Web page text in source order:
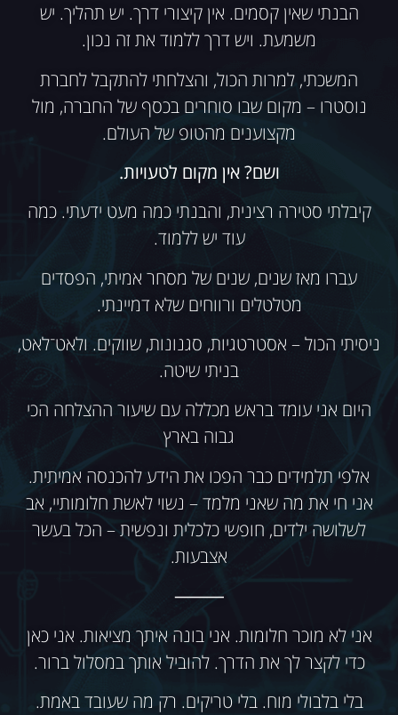
הבנתי שאין קסמים. אין קיצורי דרך. יש תהליך. יש
משמעת. ויש דרך ללמוד את זה נכון.
המשכתי, למרות הכול, והצלחתי להתקבל לחברת
נוסטרו – מקום שבו סוחרים בכסף של החברה, מול
מקצוענים מהטופ של העולם.
ושם? אין מקום לטעויות.
קיבלתי סטירה רצינית, והבנתי כמה מעט ידעתי. כמה
עוד יש ללמוד.
עברו מאז שנים, שנים של מסחר אמיתי, הפסדים
מטלטלים ורווחים שלא דמיינתי.
ניסיתי הכול – אסטרטגיות, סגנונות, שווקים. ולאט־לאט,
בניתי שיטה.
היום אני עומד בראש מכללה עם שיעור ההצלחה הכי
גבוה בארץ
אלפי תלמידים כבר הפכו את הידע להכנסה אמיתית.
אני חי את מה שאני מלמד – נשוי לאשת חלומותיי, אב
לשלושה ילדים, חופשי כלכלית ונפשית – הכל בעשר
אצבעות.
⸻
אני לא מוכר חלומות. אני בונה איתך מציאות. אני כאן
כדי לקצר לך את הדרך. להוביל אותך במסלול ברור.
בלי בלבולי מוח. בלי טריקים. רק מה שעובד באמת.